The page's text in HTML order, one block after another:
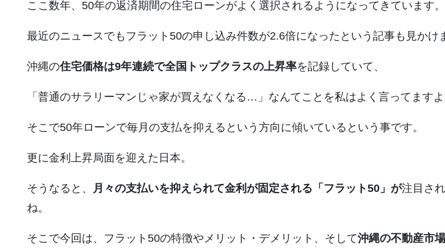
ここ数年、50年の返済期間の住宅ローンがよく選択されるようになってきています。
最近のニュースでもフラット50の申し込み件数が2.6倍になったという記事も見かけ
沖縄の住宅価格は9年連続で全国トップクラスの上昇率を記録していて、
「普通のサラリーマンじゃ家が買えなくなる…」なんてことを私はよく言ってますよ
そこで50年ローンで毎月の支払を抑えるという方向に傾いているという事です。
更に金利上昇局面を迎えた日本。
そうなると、 月々の支払いを抑えられて金利が固定される「フラット50」が注目さ
ね。
そこで今回は、フラット50の特徴やメリット・デメリット、そして沖縄の不動産市